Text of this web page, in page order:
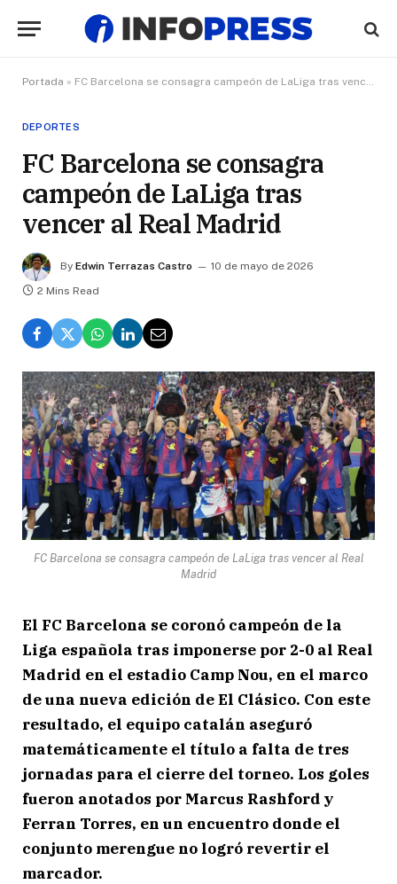
Portada » FC Barcelona se consagra campeón de LaLiga tras vencer al Real Madrid
DEPORTES
FC Barcelona se consagra
campeón de LaLiga tras
vencer al Real Madrid
By Edwin Terrazas Castro
10 de mayo de 2026
2 Mins Read
FC Barcelona se consagra campeón de LaLiga tras vencer al Real
Madrid
El FC Barcelona se coronó campeón de la
Liga española tras imponerse por 2-0 al Real
Madrid en el estadio Camp Nou, en el marco
de una nueva edición de El Clásico. Con este
resultado, el equipo catalán aseguró
matemáticamente el título a falta de tres
jornadas para el cierre del torneo. Los goles
fueron anotados por Marcus Rashford y
Ferran Torres, en un encuentro donde el
conjunto merengue no logró revertir el
marcador.